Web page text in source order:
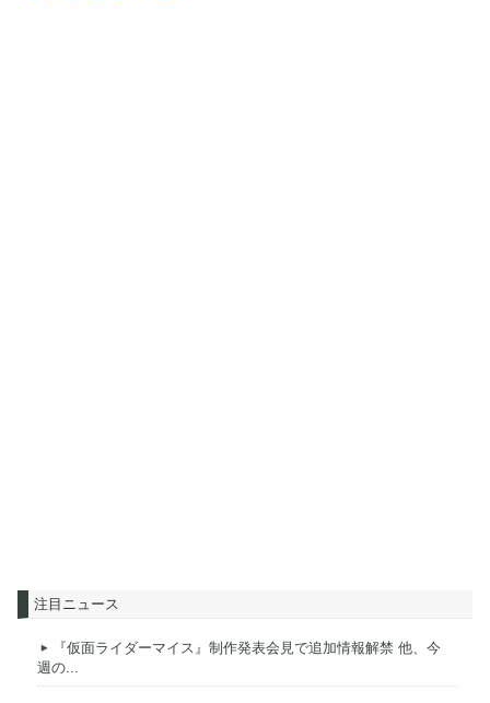
注目ニュース
『仮面ライダーマイス』制作発表会見で追加情報解禁 他、今
週の...